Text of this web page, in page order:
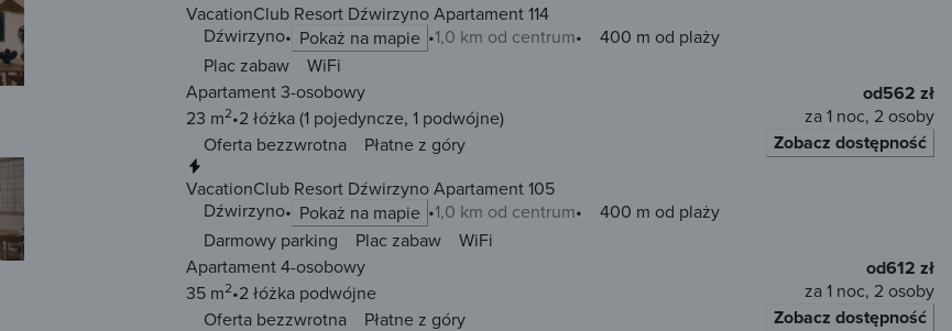
VacationClub Resort Dźwirzyno Apartament 114
Dźwirzyno
Pokaż na mapie 1,0 km od centrum
400 m od plaży
Plac zabaw
WiFi
Apartament 3-osobowy
23 m2 2 łóżka(1 pojedyncze, 1 podwójne)
Oferta bezzwrotna
Płatne z góry
od562 zł
za 1 noc, 2 osoby
Zobacz dostępność
VacationClub Resort Dźwirzyno Apartament 105
Dźwirzyno
Pokaż na mapie 1,0 km od centrum
400 m od plaży
Darmowy parking
Plac zabaw
WiFi
Apartament 4-osobowy
35 m2 2 łóżka podwójne
Oferta bezzwrotna
Płatne z góry
od612 zł
za 1 noc, 2 osoby
Zobacz dostępność